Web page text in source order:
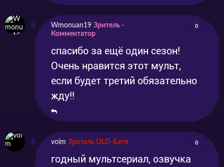
Wmonuan19 Зритель -
Комментатор
0
спасибо за ещё один сезон!
Очень нравится этот мульт,
если будет третий обязательно
жду!!
voim Зритель OLD-Батя 0
годный мультсериал, озвучка